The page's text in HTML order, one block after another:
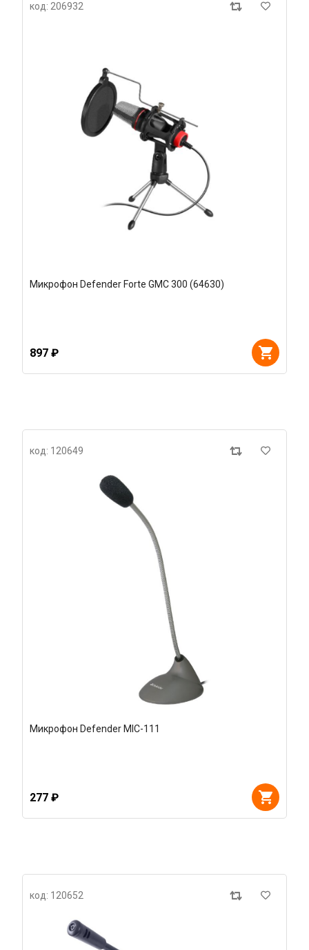
код: 206932
Микрофон Defender Forte GMC 300 (64630)
897 ₽
код: 120649
Микрофон Defender MIC-111
277 ₽
код: 120652